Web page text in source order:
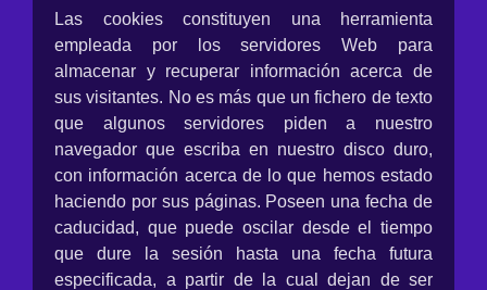
Las cookies constituyen una herramienta
empleada por los servidores Web para
almacenar y recuperar información acerca de
sus visitantes. No es más que un fichero de texto
que algunos servidores piden a nuestro
navegador que escriba en nuestro disco duro,
con información acerca de lo que hemos estado
haciendo por sus páginas. Poseen una fecha de
caducidad, que puede oscilar desde el tiempo
que dure la sesión hasta una fecha futura
especificada, a partir de la cual dejan de ser